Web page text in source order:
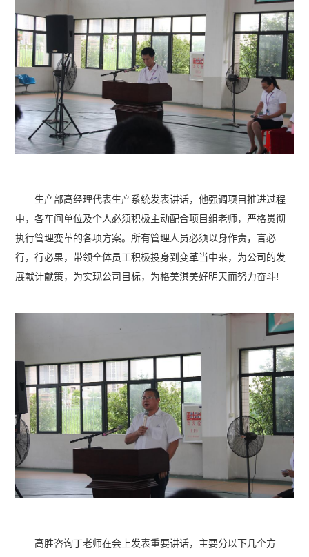
生产部高经理代表生产系统发表讲话，他强调项目推进过程
中，各车间单位及个人必须积极主动配合项目组老师，严格贯彻
执行管理变革的各项方案。所有管理人员必须以身作责，言必
行，行必果，带领全体员工积极投身到变革当中来，为公司的发
展献计献策，为实现公司目标，为格美淇美好明天而努力奋斗!
高胜咨询丁老师在会上发表重要讲话，主要分以下几个方